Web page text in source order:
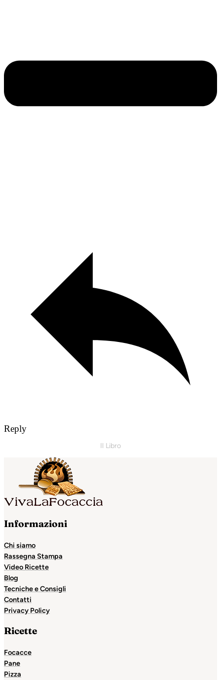
Reply
Il Libro
Informazioni
Chi siamo
Rassegna Stampa
Video Ricette
Blog
Tecniche e Consigli
Contatti
Privacy Policy
Ricette
Focacce
Pane
Pizza